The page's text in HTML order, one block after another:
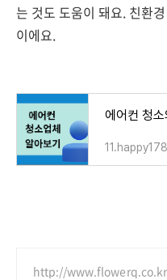
는 것도 도움이 돼요. 친환
이에요.
에어컨 청
http://www.flowerq.co.kr